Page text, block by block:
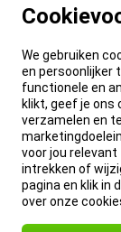
We gebruiken
en persoonlijker
functionele en
klikt, geef je
verzamelen en
voor jou
intrekken of
pagina en klik in
over onze